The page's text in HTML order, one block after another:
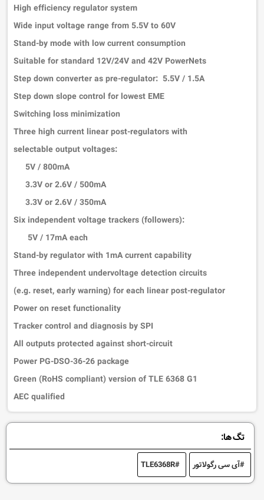
High efficiency regulator system
Wide input voltage range from 5.5V to 60V
Stand-by mode with low current consumption
Suitable for standard 12V/24V and 42V PowerNets
Step down converter as pre-regulator: 5.5V / 1.5A
Step down slope control for lowest EME
Switching loss minimization
Three high current linear post-regulators with
selectable output voltages:
5V / 800mA
3.3V or 2.6V / 500mA
3.3V or 2.6V / 350mA
Six independent voltage trackers (followers):
5V / 17mA each
Stand-by regulator with 1mA current capability
Three independent undervoltage detection circuits
(e.g. reset, early warning) for each linear post-regulator
Power on reset functionality
Tracker control and diagnosis by SPI
All outputs protected against short-circuit
Power PG-DSO-36-26 package
Green (RoHS compliant) version of TLE 6368 G1
AEC qualified
تگ ها:
آی سی رگولاتور TLE6368R